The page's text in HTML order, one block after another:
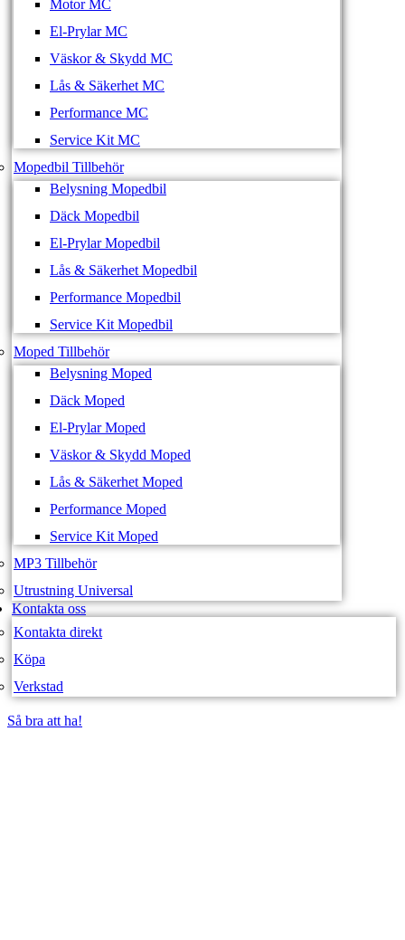
Motor MC
El-Prylar MC
Väskor & Skydd MC
Lås & Säkerhet MC
Performance MC
Service Kit MC
Mopedbil Tillbehör
Belysning Mopedbil
Däck Mopedbil
El-Prylar Mopedbil
Lås & Säkerhet Mopedbil
Performance Mopedbil
Service Kit Mopedbil
Moped Tillbehör
Belysning Moped
Däck Moped
El-Prylar Moped
Väskor & Skydd Moped
Lås & Säkerhet Moped
Performance Moped
Service Kit Moped
MP3 Tillbehör
Utrustning Universal
Kontakta oss
Kontakta direkt
Köpa
Verkstad
Så bra att ha!